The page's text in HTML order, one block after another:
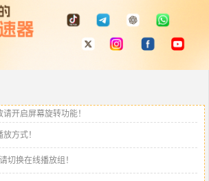
开启屏幕旋转功能！
方式！
切换在线播放组！